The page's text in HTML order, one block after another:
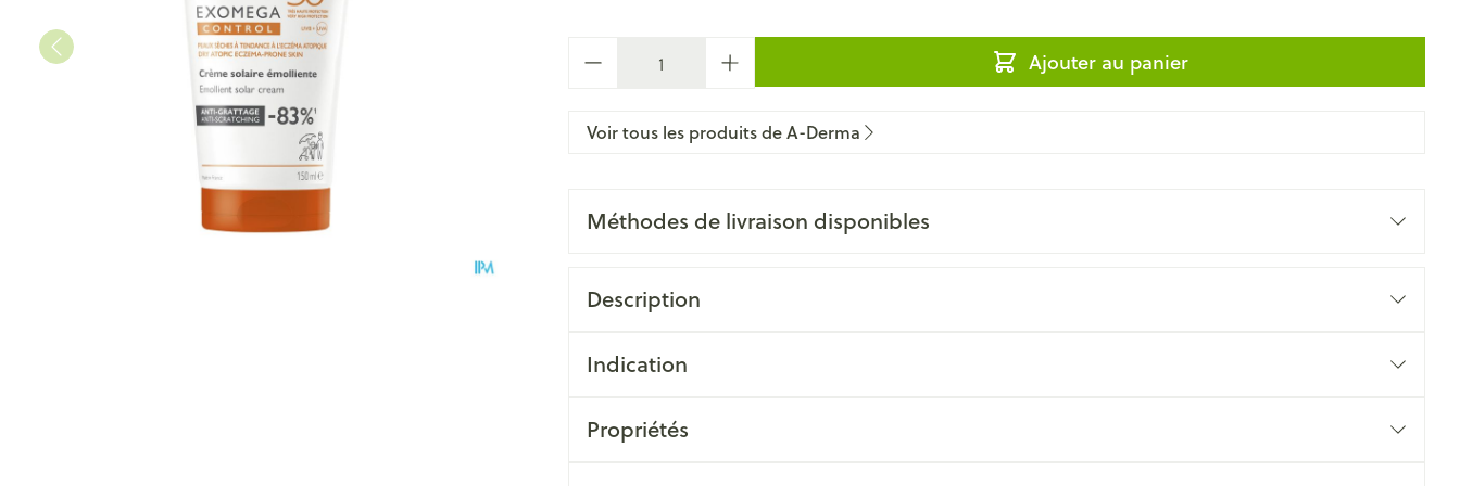
Ajouter au panier
Voir tous les produits de A-Derma
Méthodes de livraison disponibles
Description
Indication
Propriétés